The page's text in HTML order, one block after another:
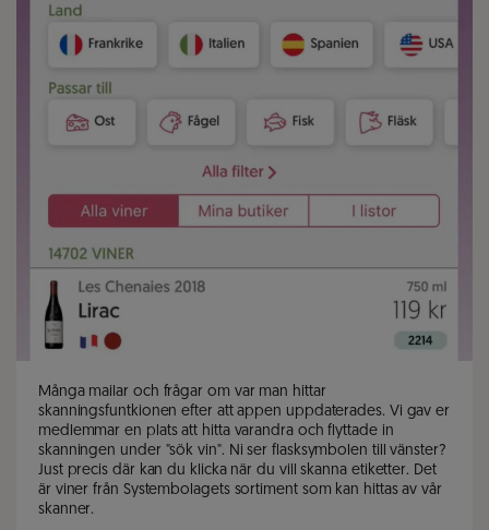
Många mailar och frågar om var man hittar
skanningsfuntkionen efter att appen uppdaterades. Vi gav er
medlemmar en plats att hitta varandra och flyttade in
skanningen under "sök vin". Ni ser flasksymbolen till vänster?
Just precis där kan du klicka när du vill skanna etiketter. Det
är viner från Systembolagets sortiment som kan hittas av vår
skanner.